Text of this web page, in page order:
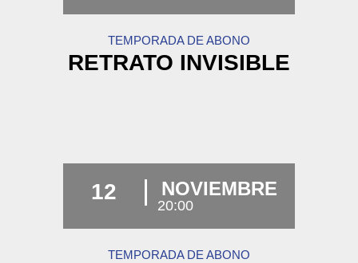
TEMPORADA DE ABONO
RETRATO INVISIBLE
12 NOVIEMBRE
20:00
TEMPORADA DE ABONO